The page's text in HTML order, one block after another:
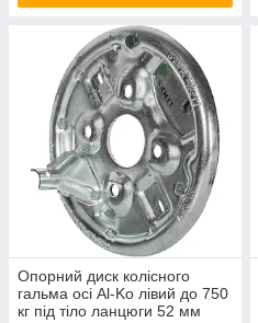
Опорний диск колісного
гальма осі Al-Ko лівий до 750
кг під тіло ланцюги 52 мм